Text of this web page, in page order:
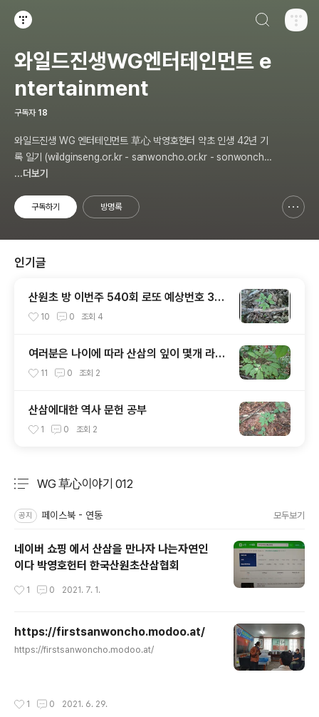
와일드진생WG엔터테인먼트 e
ntertainment
구독자 18
와일드진생 WG 엔터테인먼트 草心 박영호헌터 약초 인생 42년 기
록 일기 (wildginseng.or.kr - sanwoncho.or.kr - sonwoncho.
tistory.com) 통합
...더보기
구독하기 방명록
인기글
산원초 방 이번주 540회 로또 예상번호 3개
추천 합니다
10 0 조회 4
여러분은 나이에 따라 산삼의 잎이 몇개 라고
생각 하시나요?
11 0 조회 2
산삼에대한 역사 문헌 공부
1 0 조회 2
WG 草心이야기 012
공지 페이스북 - 연동 모두보기
네이버 쇼핑 에서 산삼을 만나자 나는자연인
이다 박영호헌터 한국산원초산삼협회
1 0 2021. 7. 1.
https://firstsanwoncho.modoo.at/
https://firstsanwoncho.modoo.at/
1 0 2021. 6. 29.